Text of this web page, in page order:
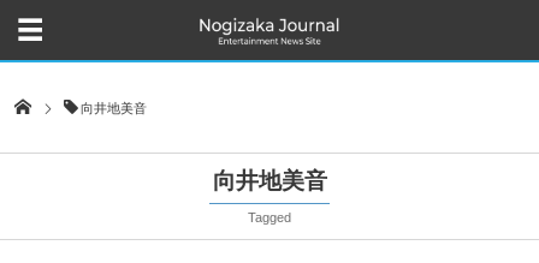
向井地美音
向井地美音
Tagged